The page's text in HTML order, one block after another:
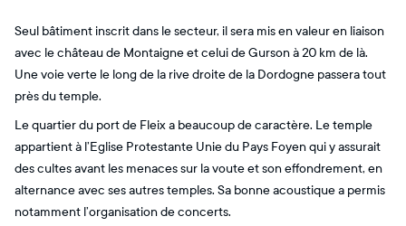
Seul bâtiment inscrit dans le secteur, il sera mis en valeur en liaison
avec le château de Montaigne et celui de Gurson à 20 km de là.
Une voie verte le long de la rive droite de la Dordogne passera tout
près du temple.
Le quartier du port de Fleix a beaucoup de caractère. Le temple
appartient à l’Eglise Protestante Unie du Pays Foyen qui y assurait
des cultes avant les menaces sur la voute et son effondrement, en
alternance avec ses autres temples. Sa bonne acoustique a permis
notamment l’organisation de concerts.